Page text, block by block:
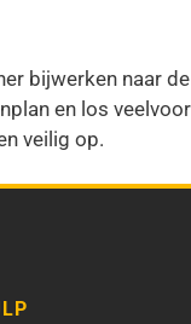
bijwerken naar
en los
veilig op.